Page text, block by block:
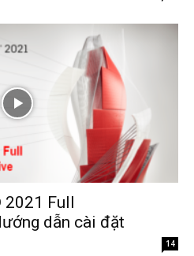
2021 Full
dẫn cài đặt
14